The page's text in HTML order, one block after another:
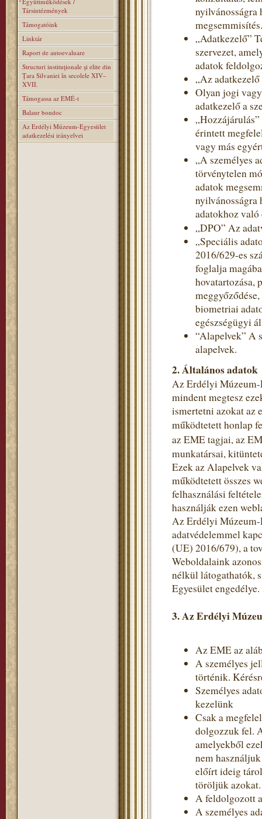
Társintézmények
Támogatóink
Linktár
Raport de autoevaluare
Structuri instituţionale şi elite din
Ţara Silvaniei în secolele XIV–
XVII.
Támogassa az EMÉ-t
Balaur bondoc
Az Erdélyi Múzeum-Egyesület
adatkezelési irányelvei
nyilvánosságra
megsemmisítés.
„Adatkezelő”
szervezet,
adatok
„Az
Olyan jogi
adatkezelő a
érintett
vagy más
„A személyes
törvénytelen
adatok
nyilvánosságra
adatokhoz
„DPO” Az
„Speciális
2016/629-es
foglalja
hovatartozása,
biometriai
egészségügyi
“Alapelvek” A
alapelvek.
2. Általános adatok
Az Erdélyi Múzeum-
mindent megtesz
ismertetni azokat az
működtetett honlap
az EME tagjai, az
munkatársai,
Ezek az Alapelvek
működtetett összes
felhasználási
használják ezen
Az Erdélyi Múzeum-
adatvédelemmel
(UE) 2016/679), a
Weboldalaink
nélkül látogathatók,
Egyesület engedélye.
3. Az Erdélyi
Az EME az
A személyes
történik.
Személyes
kezelünk
Csak a
dolgozzuk fel.
amelyekből
nem
előírt ideig
töröljük azokat.
A feldolgozott
A személyes